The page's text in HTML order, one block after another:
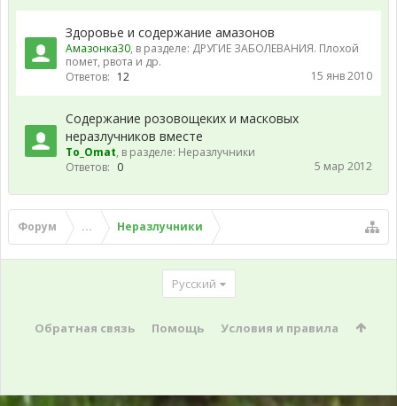
Здоровье и содержание амазонов
Амазонка30, в разделе: ДРУГИЕ ЗАБОЛЕВАНИЯ. Плохой
помет, рвота и др.
Ответов: 12 15 янв 2010
Содержание розовощеких и масковых
неразлучников вместе
To_Omat, в разделе: Неразлучники
Ответов: 0 5 мар 2012
Форум ... Неразлучники
Русский
Обратная связь Помощь Условия и правила